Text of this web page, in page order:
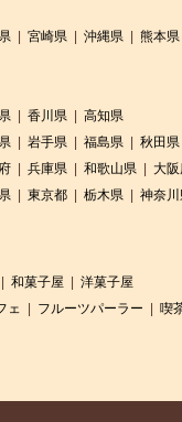
宮崎県 沖縄県 熊本県
香川県
高知県
岩手県 福島県 秋田県
兵庫県 和歌山県 大
東京都 栃木県 神奈川
和菓子屋
洋菓子屋
ェ フルーツパーラー
喫